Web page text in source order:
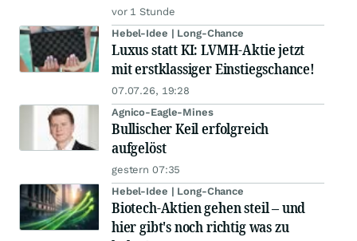
vor 1 Stunde
Hebel-Idee | Long-Chance
Luxus statt KI: LVMH-Aktie jetzt
mit erstklassiger Einstiegschance!
07.07.26, 19:28
Agnico-Eagle-Mines
Bullischer Keil erfolgreich
aufgelöst
gestern 07:35
Hebel-Idee | Long-Chance
Biotech-Aktien gehen steil – und
hier gibt's noch richtig was zu